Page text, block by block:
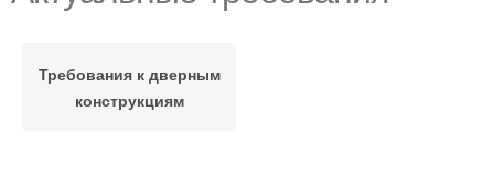
Требования к дверным
конструкциям